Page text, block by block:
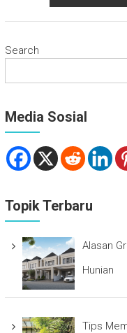
Search
Media Sosial
Topik Terbaru
Alasan
Hunian
Tips